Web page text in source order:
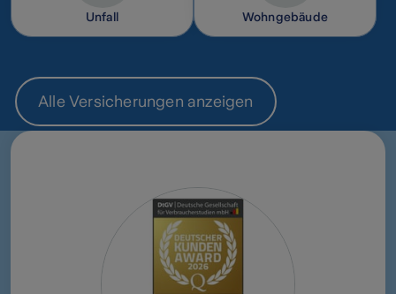
Unfall Wohngebäude
Alle Versicherungen anzeigen